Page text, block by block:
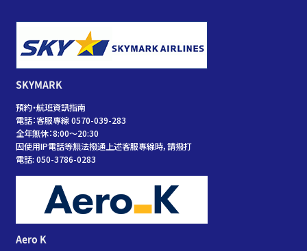
SKYMARK
預約・航班資訊指南
電話：客服專線 0570-039-283
全年無休：8:00～20:30
因使用IP電話等無法撥通上述客服專線時，請撥打
電話: 050-3786-0283
Aero K